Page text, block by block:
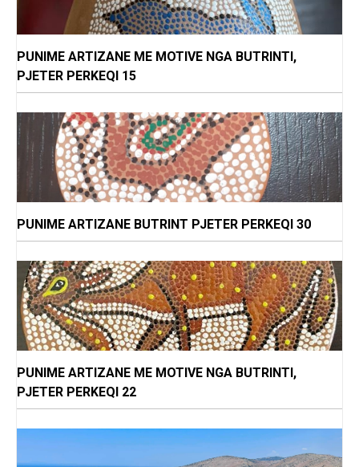
PUNIME ARTIZANE ME MOTIVE NGA BUTRINTI,
PJETER PERKEQI 15
PUNIME ARTIZANE BUTRINT PJETER PERKEQI 30
PUNIME ARTIZANE ME MOTIVE NGA BUTRINTI,
PJETER PERKEQI 22